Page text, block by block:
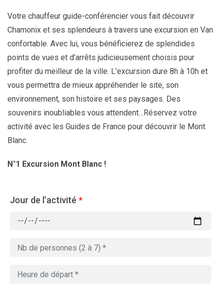
Votre chauffeur guide-conférencier vous fait découvrir
Chamonix et ses splendeurs à travers une excursion en Van
confortable. Avec lui, vous bénéficierez de splendides
points de vues et d’arrêts judicieusement choisis pour
profiter du meilleur de la ville. L’excursion dure 8h à 10h et
vous permettra de mieux appréhender le site, son
environnement, son histoire et ses paysages. Des
souvenirs inoubliables vous attendent…Réservez votre
activité avec les Guides de France pour découvrir le Mont
Blanc.
N°1 Excursion Mont Blanc !
Jour de l’activité *